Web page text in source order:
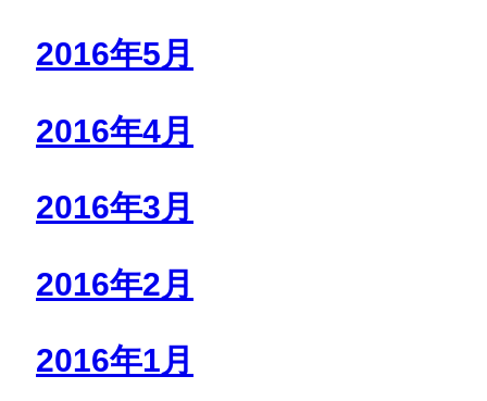
2016年5月
2016年4月
2016年3月
2016年2月
2016年1月